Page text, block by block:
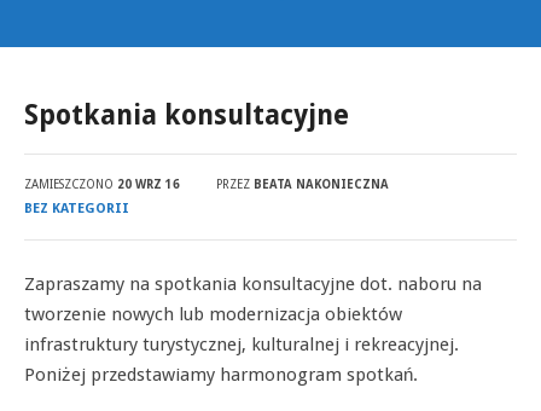
Spotkania konsultacyjne
ZAMIESZCZONO 20 WRZ 16 PRZEZ BEATA NAKONIECZNA
BEZ KATEGORII
Zapraszamy na spotkania konsultacyjne dot. naboru na
tworzenie nowych lub modernizacja obiektów
infrastruktury turystycznej, kulturalnej i rekreacyjnej.
Poniżej przedstawiamy harmonogram spotkań.